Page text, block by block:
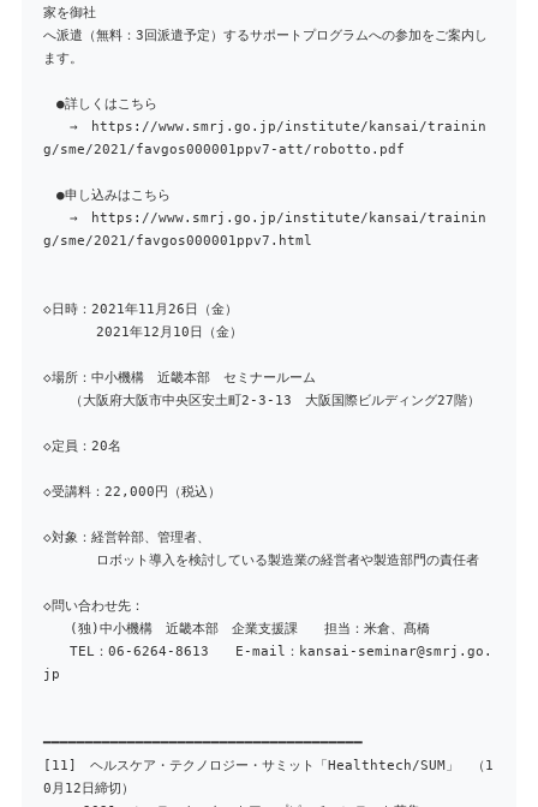
家を御社
へ派遣（無料：3回派遣予定）するサポートプログラムへの参加をご案内し
ます。
●詳しくはこちら
→ https://www.smrj.go.jp/institute/kansai/trainin
g/sme/2021/favgos000001ppv7-att/robotto.pdf
●申し込みはこちら
→ https://www.smrj.go.jp/institute/kansai/trainin
g/sme/2021/favgos000001ppv7.html
◇日時：2021年11月26日（金）
2021年12月10日（金）
◇場所：中小機構 近畿本部 セミナールーム
（大阪府大阪市中央区安土町2-3-13 大阪国際ビルディング27階）
◇定員：20名
◇受講料：22,000円（税込）
◇対象：経営幹部、管理者、
ロボット導入を検討している製造業の経営者や製造部門の責任者
◇問い合わせ先：
(独)中小機構 近畿本部 企業支援課 担当：米倉、髙橋
TEL：06-6264-8613 E-mail：kansai-seminar@smrj.go.
jp
━━━━━━━━━━━━━━━━━━━━━━━━━━━━━━━━━━━━━━
[11] ヘルスケア・テクノロジー・サミット「Healthtech/SUM」 （1
0月12日締切）